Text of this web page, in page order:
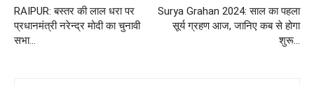
RAIPUR: बस्तर की लाल धरा पर
प्रधानमंत्री नरेन्द्र मोदी का चुनावी
सभा…
Surya Grahan 2024: साल का पहला
सूर्य ग्रहण आज, जानिए कब से होगा
शुरू…